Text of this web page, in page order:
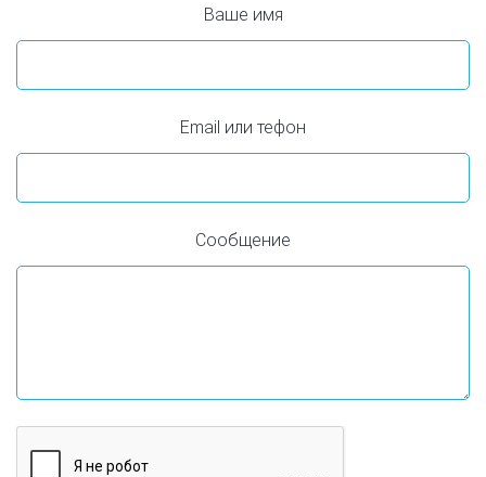
Ваше имя
Email или тефон
Сообщение